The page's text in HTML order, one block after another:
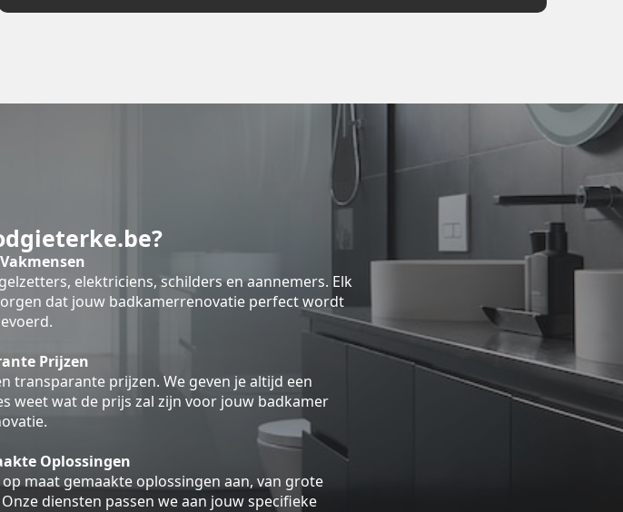
elektriciens, schilders en aannemers. Elk
dat jouw badkamerrenovatie perfect wordt
Prijzen
transparante prijzen. We geven je altijd een
weet wat de prijs zal zijn voor jouw badkamer
Oplossingen
maat gemaakte oplossingen aan, van grote
diensten passen we aan jouw specifieke